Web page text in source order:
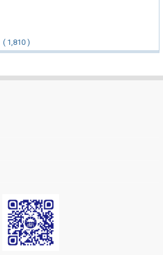
( 1,810 )